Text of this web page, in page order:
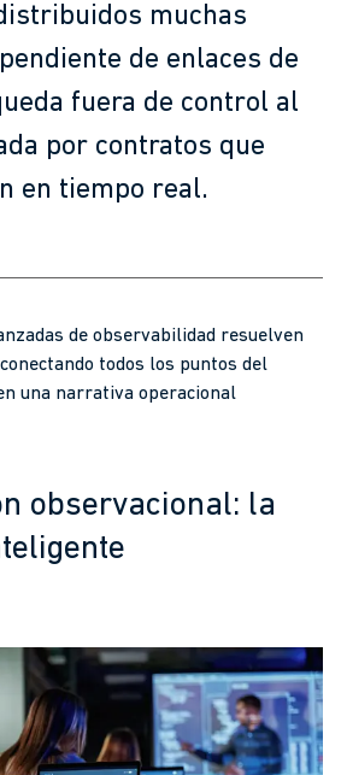
muchas
de enlaces de
fuera de control al
por contratos que
en tiempo real.
de observabilidad resuelven
todos los puntos del
una narrativa operacional
observacional: la